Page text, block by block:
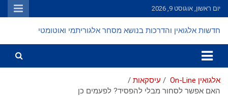
Skip
to
יום ראשון, אוגוסט 9, 2026
חדשות אלגואין והדרכות בנושא מסחר אלגוריתמי ואוטומטי
אלגואין On-Line
עיסקאות
האם אפשר לסחור מבלי להפסיד? לפעמים כן